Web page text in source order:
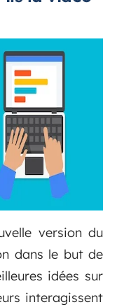
version du
dans le but de
idées sur
interagissent